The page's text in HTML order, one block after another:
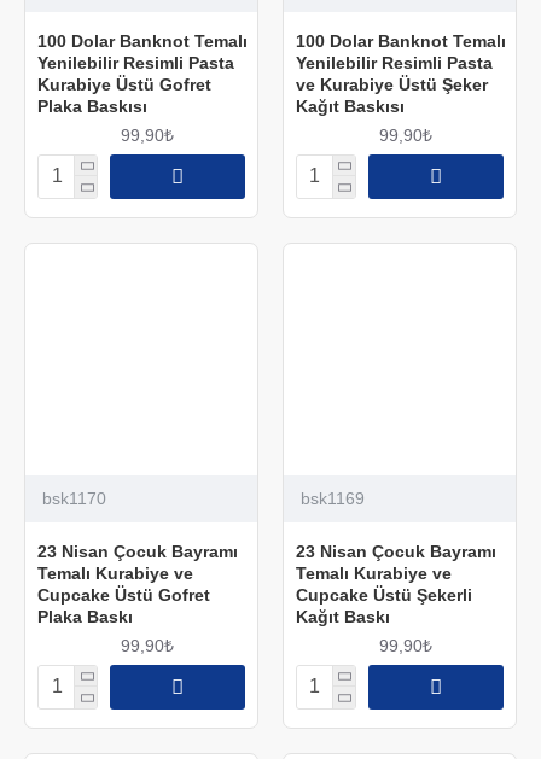
100 Dolar Banknot Temalı
Yenilebilir Resimli Pasta
Kurabiye Üstü Gofret
Plaka Baskısı
99,90₺
100 Dolar Banknot Temalı
Yenilebilir Resimli Pasta
ve Kurabiye Üstü Şeker
Kağıt Baskısı
99,90₺
bsk1170
23 Nisan Çocuk Bayramı
Temalı Kurabiye ve
Cupcake Üstü Gofret
Plaka Baskı
99,90₺
bsk1169
23 Nisan Çocuk Bayramı
Temalı Kurabiye ve
Cupcake Üstü Şekerli
Kağıt Baskı
99,90₺